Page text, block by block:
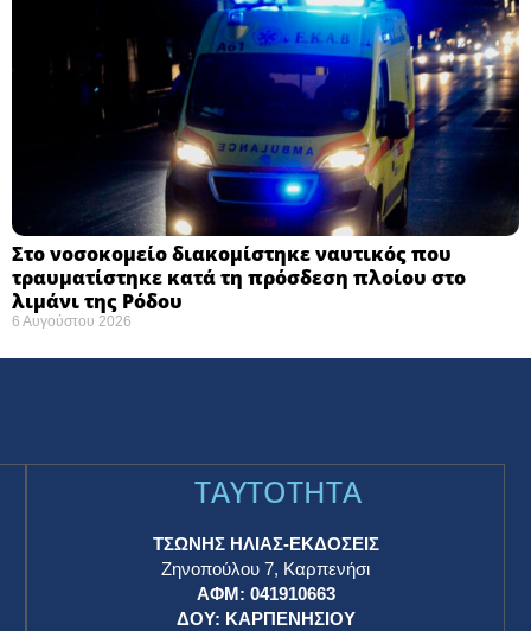
Στο νοσοκομείο διακομίστηκε ναυτικός που
τραυματίστηκε κατά τη πρόσδεση πλοίου στο
λιμάνι της Ρόδου
6 Αυγούστου 2026
TAYTOTHTA
ΤΣΩΝΗΣ ΗΛΙΑΣ-ΕΚΔΟΣΕΙΣ
Ζηνοπούλου 7, Καρπενήσι
ΑΦΜ: 041910663
ΔΟΥ: ΚΑΡΠΕΝΗΣΙΟΥ